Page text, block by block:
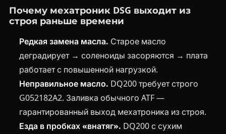
Почему мехатроник DSG выходит из
строя раньше времени
Редкая замена масла. Старое масло
деградирует → соленоиды засоряются → плата
работает с повышенной нагрузкой.
Неправильное масло. DQ200 требует строго
G052182A2. Заливка обычного ATF —
гарантированный выход мехатроника из строя.
Езда в пробках «внатяг». DQ200 с сухим